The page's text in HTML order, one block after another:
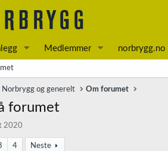
Medlemmer norbrygg.no
Norbrygg og generelt Om forumet
forumet
2020
4 Neste